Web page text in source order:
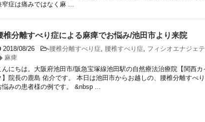
窄症は痛みではなく麻 ...
椎分離すべり症による麻痺でお悩み/池田市より来院
2018/08/26 -腰椎分離すべり症, 腰椎すべり症, フィシオエナジェ
麻痺
んにちは。大阪府池田市/阪急宝塚線池田駅の自然療法治療院【関西カ
】院長の鹿島 佑介です。 本日は池田市からお越しの、腰椎分離すべ
悩みの患者様の例です。 &nbsp ...